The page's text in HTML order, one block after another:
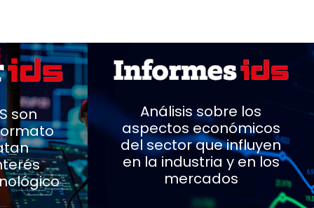
son
Análisis sobre los
aspectos económicos
del sector que influyen
en la industria y en los
mercados